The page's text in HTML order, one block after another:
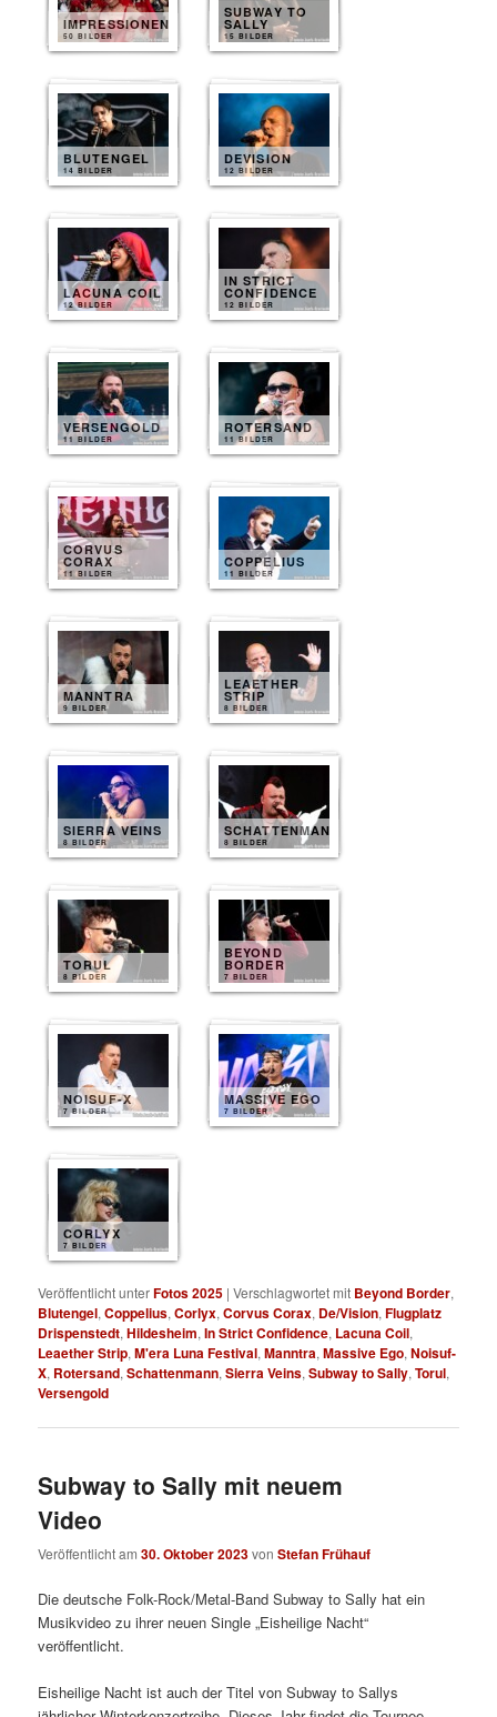
IMPRESSIONEN
50 BILDER
SUBWAY TO
SALLY
15 BILDER
BLUTENGEL
14 BILDER
DEVISION
12 BILDER
LACUNA COIL
12 BILDER
IN STRICT
CONFIDENCE
12 BILDER
VERSENGOLD
11 BILDER
ROTERSAND
11 BILDER
CORVUS
CORAX
11 BILDER
COPPELIUS
11 BILDER
MANNTRA
9 BILDER
LEAETHER
STRIP
8 BILDER
SIERRA VEINS
8 BILDER
SCHATTENMANN
8 BILDER
TORUL
8 BILDER
BEYOND
BORDER
7 BILDER
NOISUF-X
7 BILDER
MASSIVE EGO
7 BILDER
CORLYX
7 BILDER
Veröffentlicht unterFotos 2025 |Verschlagwortet mit Beyond Border,
Blutengel,Coppelius,Corlyx,Corvus Corax, De/Vision,Flugplatz
Drispenstedt,Hildesheim,In Strict Confidence, Lacuna Coil,
Leaether Strip,M'era Luna Festival,Manntra,Massive Ego,Noisuf-
X, Rotersand,Schattenmann,Sierra Veins,Subway to Sally,Torul,
Versengold
Subway to Sally mit neuem
Video
Veröffentlicht am30. Oktober 2023vonStefan Frühauf
Die deutsche Folk-Rock/Metal-Band Subway to Sally hat ein
Musikvideo zu ihrer neuen Single „Eisheilige Nacht“
veröffentlicht.
Eisheilige Nacht ist auch der Titel von Subway to Sallys